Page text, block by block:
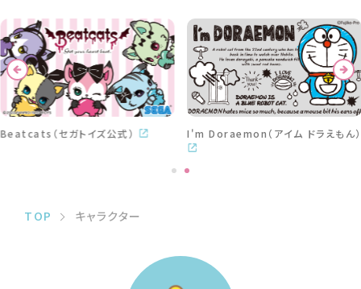
Beatcats（セガトイズ公式） I'm Doraemon（アイム ドラえもん）
TOP キャラクター